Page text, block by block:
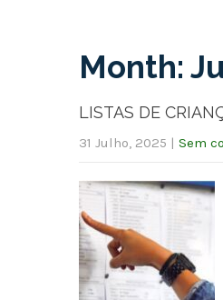
Month:
LISTAS DE
31 Julho, 2025 | Sem